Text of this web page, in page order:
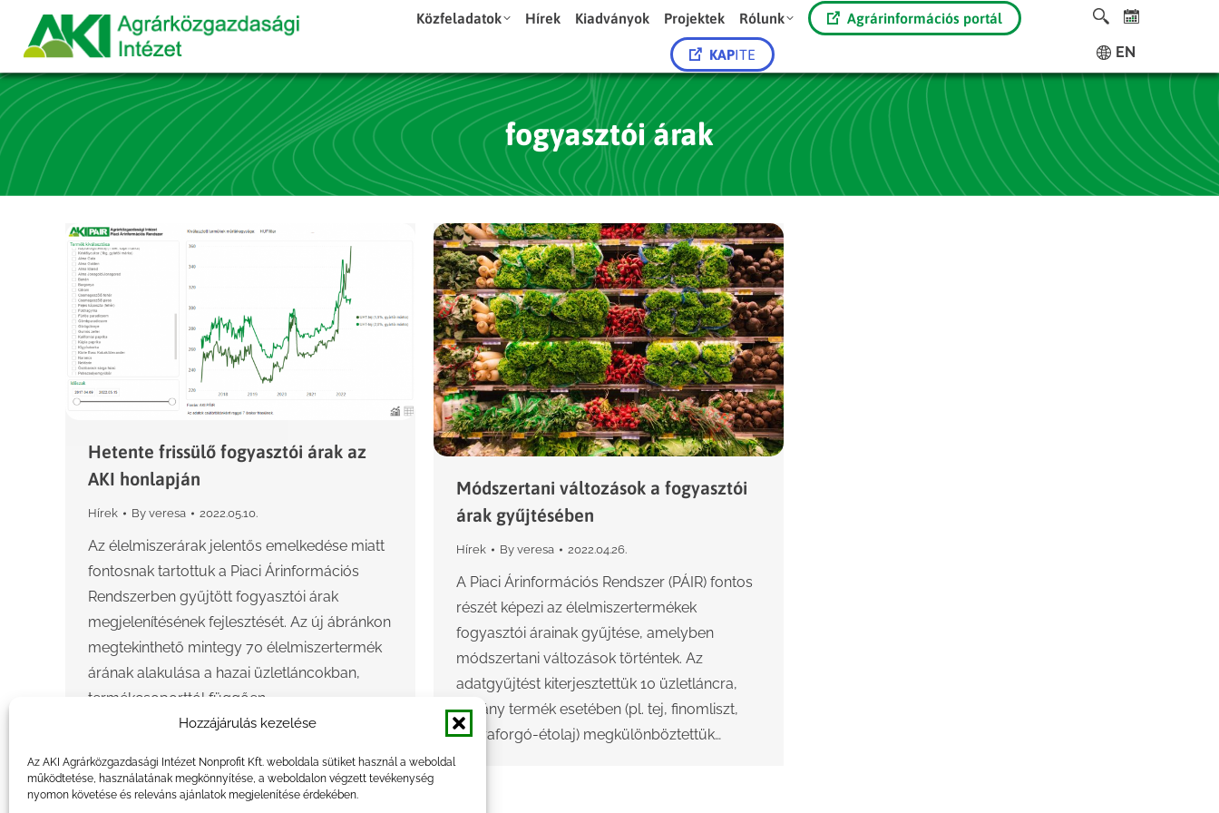
Hozzájárulás kezelése
Az AKI Agrárközgazdasági Intézet Nonprofit Kft. weboldala sütiket használ a weboldal
működtetése, használatának megkönnyítése, a weboldalon végzett tevékenység
nyomon követése és releváns ajánlatok megjelenítése érdekében.
Közfeladatok Hírek Kiadványok Projektek Rólunk Agrárinformációs portál
KAPITE EN
fogyasztói árak
Hetente frissülő fogyasztói árak az
AKI honlapján
Hírek By veresa 2022.05.10.
Az élelmiszerárak jelentős emelkedése miatt
fontosnak tartottuk a Piaci Árinformációs
Rendszerben gyűjtött fogyasztói árak
megjelenítésének fejlesztését. Az új ábránkon
megtekinthető mintegy 70 élelmiszertermék
árának alakulása a hazai üzletláncokban,
termékcsoporttól függően…
Módszertani változások a fogyasztói
árak gyűjtésében
Hírek By veresa 2022.04.26.
A Piaci Árinformációs Rendszer (PÁIR) fontos
részét képezi az élelmiszertermékek
fogyasztói árainak gyűjtése, amelyben
módszertani változások történtek. Az
adatgyűjtést kiterjesztettük 10 üzletláncra,
néhány termék esetében (pl. tej, finomliszt,
napraforgó-étolaj) megkülönböztettük…